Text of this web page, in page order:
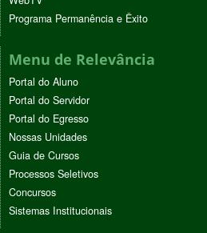
Programa Permanência e Êxito
Menu de Relevância
Portal do Aluno
Portal do Servidor
Portal do Egresso
Nossas Unidades
Guia de Cursos
Processos Seletivos
Concursos
Sistemas Institucionais